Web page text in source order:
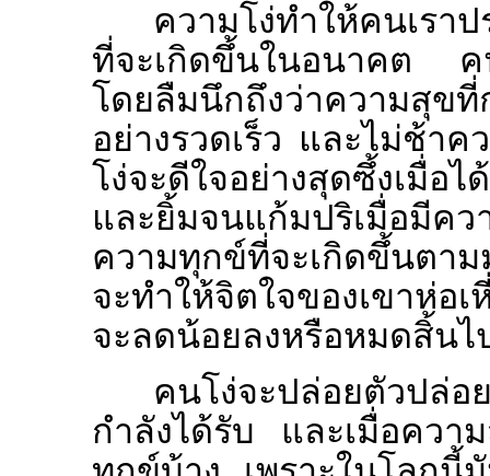
ความโง่ทำให้คนเรา
ที่จะเกิดขึ้นในอนาคต ค
โดยลืมนึกถึงว่าความสุข
อย่างรวดเร็ว และไม่ช้า
โง่จะดีใจอย่างสุดซึ้งเมื่อไ
และยิ้มจนแก้มปริเมื่อมีค
ความทุกข์ที่จะเกิดขึ้นตา
จะทำให้จิตใจของเขาห่อ
จะลดน้อยลงหรือหมดสิ้นไ
คนโง่จะปล่อยตัวปล่อ
กำลังได้รับ และเมื่อควา